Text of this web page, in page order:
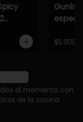
$5.900
al momento con
de la cocina